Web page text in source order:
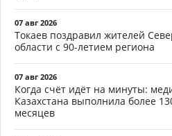
07 авг 2026
Токаев поздравил жителей
области с 90-летием региона
07 авг 2026
Когда счёт идёт на минуты:
Казахстана выполнила более
месяцев